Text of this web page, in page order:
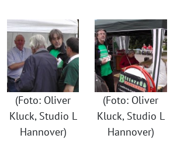
(Foto: Oliver
Kluck, Studio L
Hannover)
(Foto: Oliver
Kluck, Studio L
Hannover)